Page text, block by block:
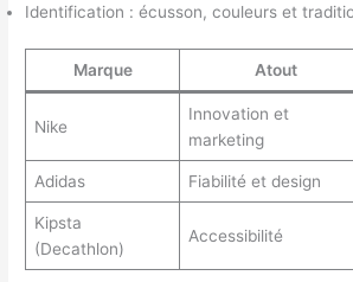
Identification : écusson, couleurs et
Marque Atout
Nike
Innovation et
marketing
Adidas Fiabilité et design
Kipsta
(Decathlon)
Accessibilité